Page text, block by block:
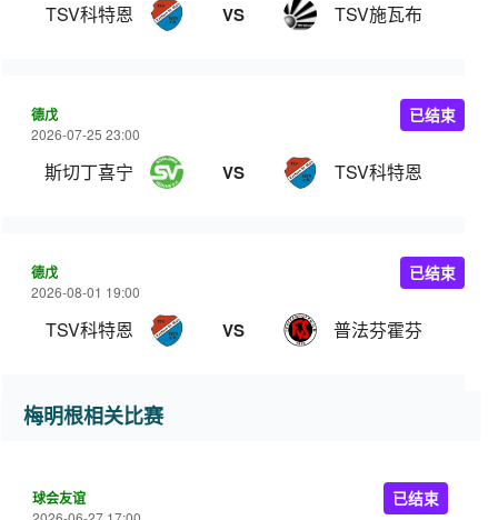
TSV科特恩 VS TSV施瓦布
德戊
2026-07-25 23:00
斯切丁喜宁 VS TSV科特恩
已结束
德戊
2026-08-01 19:00
TSV科特恩 VS 普法芬霍芬
已结束
梅明根相关比赛
球会友谊 已结束